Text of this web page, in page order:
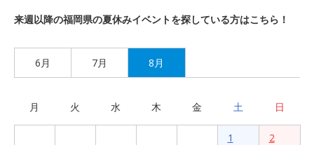
来週以降の福岡県の夏休みイベントを探している方はこちら！
6月 7月 8月
月 火 水 木 金 土 日
1 2